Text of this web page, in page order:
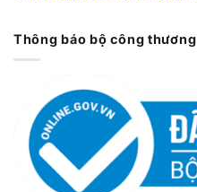
Thông báo bộ công thương